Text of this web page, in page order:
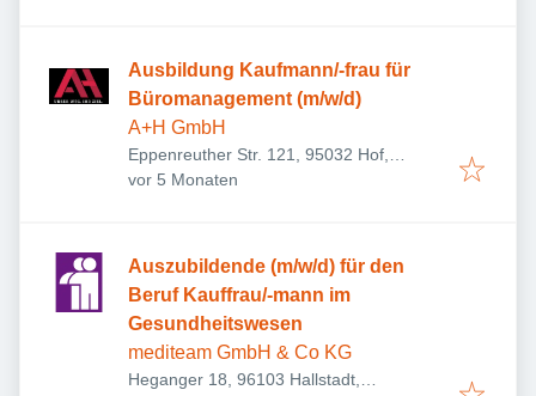
Ausbildung Kaufmann/-frau für
Büromanagement (m/w/d)
A+H GmbH
Eppenreuther Str. 121, 95032 Hof,
Deutschland
Veröffentlicht:
vor 5 Monaten
Auszubildende (m/w/d) für den
Beruf Kauffrau/-mann im
Gesundheitswesen
mediteam GmbH & Co KG
Heganger 18, 96103 Hallstadt,